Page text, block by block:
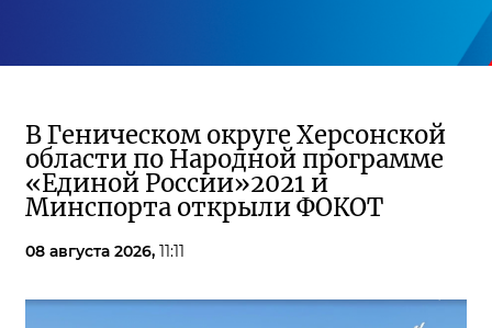
В Геническом округе Херсонской
области по Народной программе
«Единой России»2021 и
Минспорта открыли ФОКОТ
08 августа 2026, 11:11